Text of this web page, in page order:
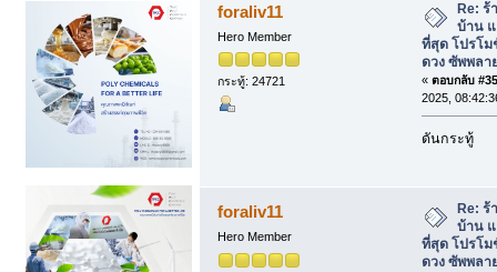
foraliv11
Hero Member
กระทู้: 24721
Re: ร้
บ้าน
ที่สุด โปรโ
ดวง ซัพพลา
« ตอบกลับ
2025,
ดันกระทู้
foraliv11
Hero Member
Re: ร้
บ้าน
ที่สุด โปรโ
ดวง ซัพพลา